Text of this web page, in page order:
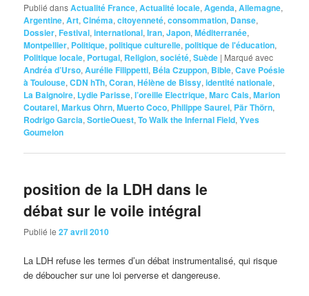
Publié dansActualité France,Actualité locale,Agenda,Allemagne,
Argentine,Art,Cinéma,citoyenneté,consommation, Danse,
Dossier,Festival,international,Iran,Japon,Méditerranée,
Montpellier, Politique,politique culturelle,politique de l'éducation,
Politique locale, Portugal, Religion,société,Suède | Marqué avec
Andréa d’Urso,Aurélie Filippetti, Béla Czuppon, Bible,Cave Poésie
à Toulouse,CDN hTh,Coran,Hélène de Bissy,identité nationale,
La Baignoire, Lydie Parisse,l’oreille Electrique,Marc Cals,Marion
Coutarel,Markus Ohrn,Muerto Coco, Philippe Saurel, Pär Thörn,
Rodrigo Garcia,SortieOuest,To Walk the Infernal Field,Yves
Goumelon
position de la LDH dans le
débat sur le voile intégral
Publié le27 avril 2010
La LDH refuse les termes d’un débat instrumentalisé, qui risque
de déboucher sur une loi perverse et dangereuse.